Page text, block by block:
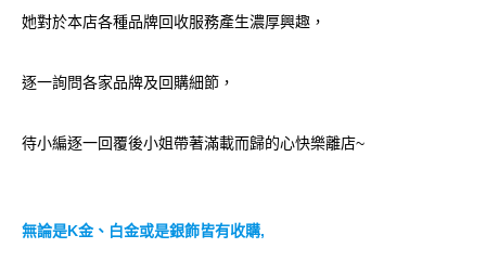
她對於本店各種品牌回收服務產生濃厚興趣，
逐一詢問各家品牌及回購細節，
待小編逐一回覆後小姐帶著滿載而歸的心快樂離店~
無論是K金、白金或是銀飾皆有收購,